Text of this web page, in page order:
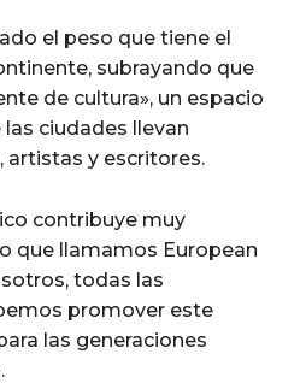
el peso que tiene el
subrayando que
de cultura», un espacio
las ciudades llevan
y escritores.
contribuye muy
que llamamos European
todas las
promover este
las generaciones